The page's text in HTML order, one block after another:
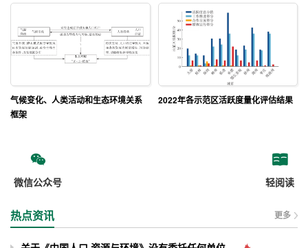
气候变化、人类活动和生态环境关系
框架
2022年各示范区活跃度量化评估结果
微信公众号 轻阅读
热点资讯 更多